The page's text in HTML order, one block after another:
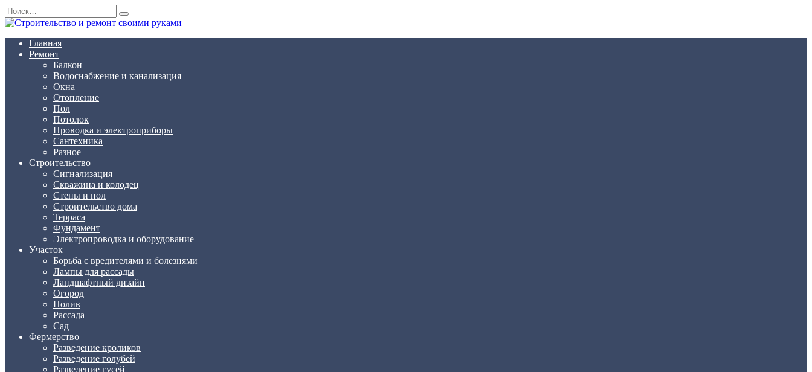
Перейти
к
содержанию
Search
for:
Главная
Ремонт
Балкон
Водоснабжение и канализация
Окна
Отопление
Пол
Потолок
Проводка и электроприборы
Сантехника
Разное
Строительство
Сигнализация
Скважина и колодец
Стены и пол
Строительство дома
Терраса
Фундамент
Электропроводка и оборудование
Участок
Борьба с вредителями и болезнями
Лампы для рассады
Ландшафтный дизайн
Огород
Полив
Рассада
Сад
Фермерство
Разведение кроликов
Разведение голубей
Разведение гусей